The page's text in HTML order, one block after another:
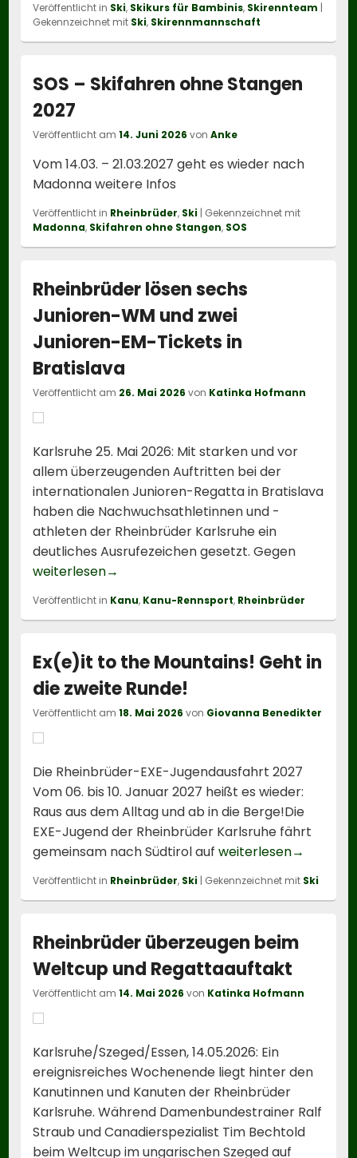
Veröffentlicht in Ski, Skikurs für Bambinis, Skirennteam |
Gekennzeichnet mit Ski, Skirennmannschaft
SOS – Skifahren ohne Stangen
2027
Veröffentlicht am14. Juni 2026 vonAnke
Vom 14.03. – 21.03.2027 geht es wieder nach
Madonna weitere Infos
Veröffentlicht in Rheinbrüder, Ski | Gekennzeichnet mit
Madonna, Skifahren ohne Stangen, SOS
Rheinbrüder lösen sechs
Junioren-WM und zwei
Junioren-EM-Tickets in
Bratislava
Veröffentlicht am 26. Mai 2026 von Katinka Hofmann
Karlsruhe 25. Mai 2026: Mit starken und vor
allem überzeugenden Auftritten bei der
internationalen Junioren-Regatta in Bratislava
haben die Nachwuchsathletinnen und -
athleten der Rheinbrüder Karlsruhe ein
deutliches Ausrufezeichen gesetzt. Gegen
weiterlesenRheinbrüder lösen sechs Junioren-WM
→
Veröffentlicht in Kanu, Kanu-Rennsport, Rheinbrüder
Ex(e)it to the Mountains! Geht in
die zweite Runde!
Veröffentlicht am18. Mai 2026 von Giovanna Benedikter
Die Rheinbrüder-EXE-Jugendausfahrt 2027
Vom 06. bis 10. Januar 2027 heißt es wieder:
Raus aus dem Alltag und ab in die Berge!Die
EXE-Jugend der Rheinbrüder Karlsruhe fährt
gemeinsam nach Südtirol aufweiterlesenEx(e)it to
→
Veröffentlicht in Rheinbrüder, Ski | Gekennzeichnet mit Ski
Rheinbrüder überzeugen beim
Weltcup und Regattaauftakt
Veröffentlicht am14. Mai 2026 von Katinka Hofmann
Karlsruhe/Szeged/Essen, 14.05.2026: Ein
ereignisreiches Wochenende liegt hinter den
Kanutinnen und Kanuten der Rheinbrüder
Karlsruhe. Während Damenbundestrainer Ralf
Straub und Canadierspezialist Tim Bechtold
beim Weltcup im ungarischen Szeged auf